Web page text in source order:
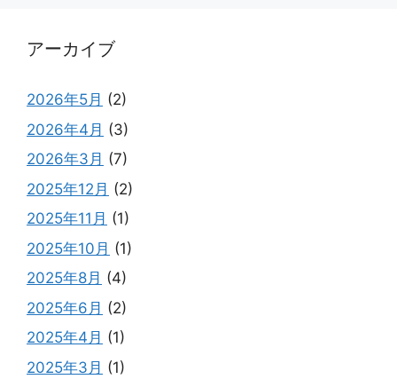
アーカイブ
2026年5月 (2)
2026年4月 (3)
2026年3月 (7)
2025年12月 (2)
2025年11月 (1)
2025年10月 (1)
2025年8月 (4)
2025年6月 (2)
2025年4月 (1)
2025年3月 (1)